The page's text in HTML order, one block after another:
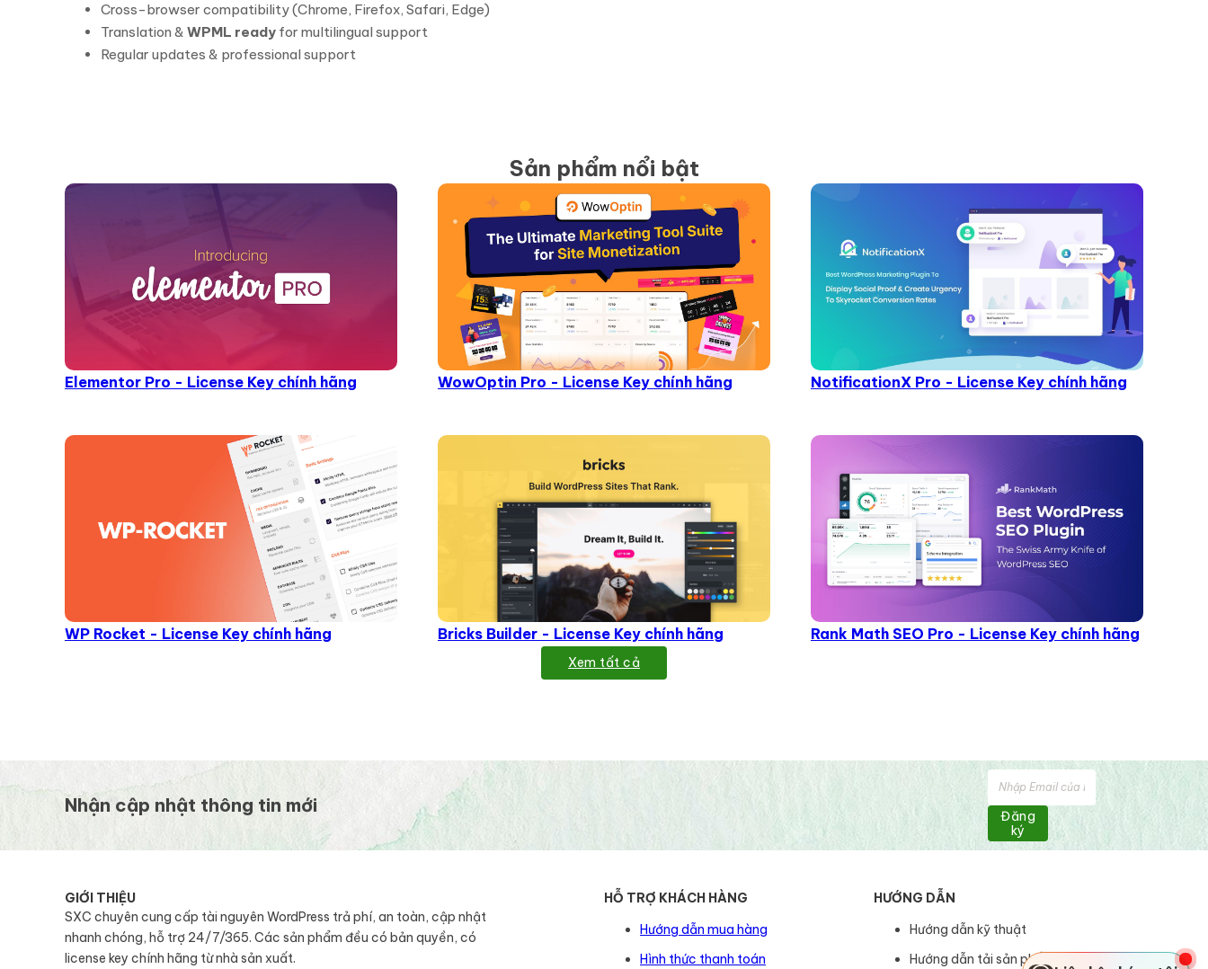
Cross-browser compatibility (Chrome, Firefox, Safari, Edge)
Translation & WPML ready for multilingual support
Regular updates & professional support
Sản phẩm nổi bật
Elementor Pro - License Key chính hãng WowOptin Pro - License Key chính hãng NotificationX Pro - License Key chính hãng
WP Rocket - License Key chính hãng Bricks Builder - License Key chính hãng Rank Math SEO Pro - License Key chính hãng
Xem tất cả
Nhận cập nhật thông tin mới
Đăng
ký
GIỚI THIỆU
SXC chuyên cung cấp tài nguyên WordPress trả phí, an toàn, cập nhật
nhanh chóng, hỗ trợ 24/7/365. Các sản phẩm đều có bản quyền, có
license key chính hãng từ nhà sản xuất.
HỖ TRỢ KHÁCH HÀNG
Hướng dẫn mua hàng
Hình thức thanh toán
HƯỚNG DẪN
Hướng dẫn kỹ thuật
Hướng dẫn tải sản phẩm